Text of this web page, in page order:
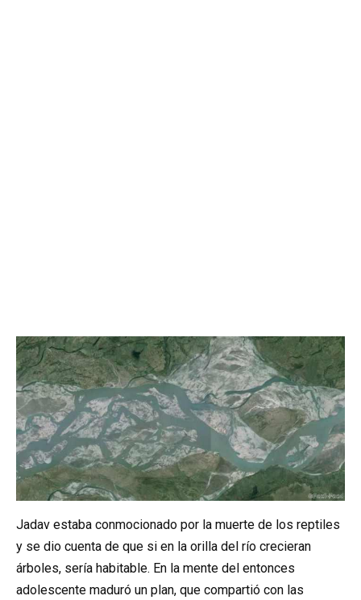
Jadav estaba conmocionado por la muerte de los reptiles
y se dio cuenta de que si en la orilla del río crecieran
árboles, sería habitable. En la mente del entonces
adolescente maduró un plan, que compartió con las